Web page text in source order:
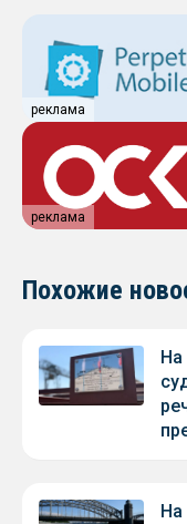
реклама
реклама
Похожие
На
На